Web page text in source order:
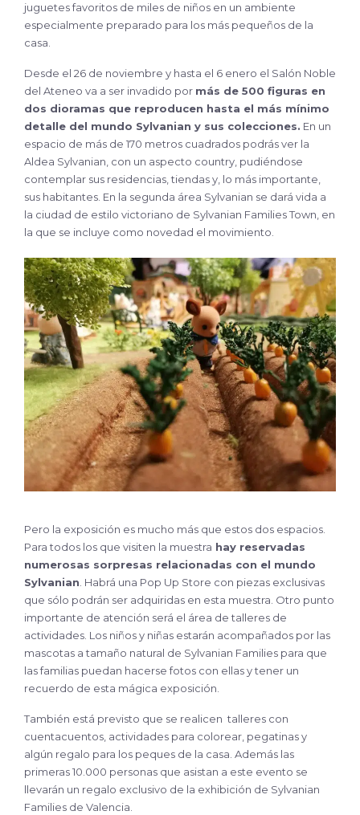
juguetes favoritos de miles de niños en un ambiente
especialmente preparado para los más pequeños de la
casa.
Desde el 26 de noviembre y hasta el 6 enero el Salón Noble
del Ateneo va a ser invadido por más de 500 figuras en
dos dioramas que reproducen hasta el más mínimo
detalle del mundo Sylvanian y sus colecciones. En un
espacio de más de 170 metros cuadrados podrás ver la
Aldea Sylvanian, con un aspecto country, pudiéndose
contemplar sus residencias, tiendas y, lo más importante,
sus habitantes. En la segunda área Sylvanian se dará vida a
la ciudad de estilo victoriano de Sylvanian Families Town, en
la que se incluye como novedad el movimiento.
Pero la exposición es mucho más que estos dos espacios.
Para todos los que visiten la muestra hay reservadas
numerosas sorpresas relacionadas con el mundo
Sylvanian . Habrá una Pop Up Store con piezas exclusivas
que sólo podrán ser adquiridas en esta muestra. Otro punto
importante de atención será el área de talleres de
actividades. Los niños y niñas estarán acompañados por las
mascotas a tamaño natural de Sylvanian Families para que
las familias puedan hacerse fotos con ellas y tener un
recuerdo de esta mágica exposición.
También está previsto que se realicen talleres con
cuentacuentos, actividades para colorear, pegatinas y
algún regalo para los peques de la casa. Además las
primeras 10.000 personas que asistan a este evento se
llevarán un regalo exclusivo de la exhibición de Sylvanian
Families de Valencia.